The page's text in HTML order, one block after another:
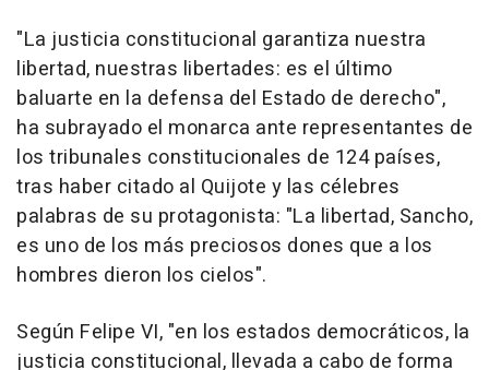
"La justicia constitucional garantiza nuestra
libertad, nuestras libertades: es el último
baluarte en la defensa del Estado de derecho",
ha subrayado el monarca ante representantes de
los tribunales constitucionales de 124 países,
tras haber citado al Quijote y las célebres
palabras de su protagonista: "La libertad, Sancho,
es uno de los más preciosos dones que a los
hombres dieron los cielos".
Según Felipe VI, "en los estados democráticos, la
justicia constitucional, llevada a cabo de forma